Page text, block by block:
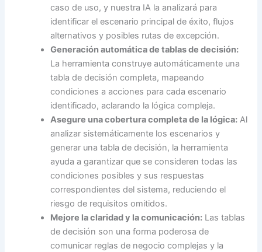
caso de uso, y nuestra IA la analizará para
identificar el escenario principal de éxito, flujos
alternativos y posibles rutas de excepción.
Generación automática de tablas de decisión:
La herramienta construye automáticamente una
tabla de decisión completa, mapeando
condiciones a acciones para cada escenario
identificado, aclarando la lógica compleja.
Asegure una cobertura completa de la lógica: Al
analizar sistemáticamente los escenarios y
generar una tabla de decisión, la herramienta
ayuda a garantizar que se consideren todas las
condiciones posibles y sus respuestas
correspondientes del sistema, reduciendo el
riesgo de requisitos omitidos.
Mejore la claridad y la comunicación: Las tablas
de decisión son una forma poderosa de
comunicar reglas de negocio complejas y la